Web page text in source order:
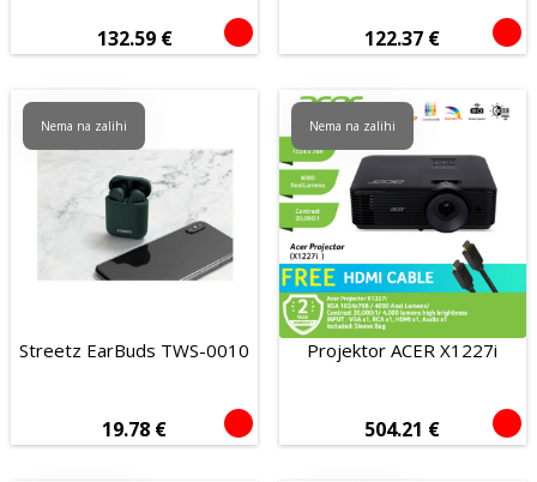
132.59 € 122.37 €
Streetz EarBuds TWS-0010
19.78 €
Nema na zalihi
Projektor ACER X1227i
504.21 €
Nema na zalihi